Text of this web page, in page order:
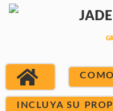
INCLUYA SU